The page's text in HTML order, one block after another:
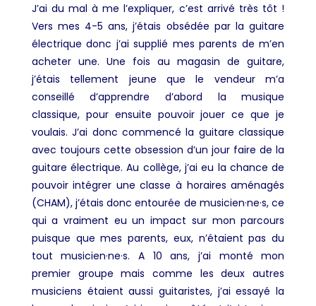
J’ai du mal à me l’expliquer, c’est arrivé très tôt !
Vers mes 4-5 ans, j’étais obsédée par la guitare
électrique donc j’ai supplié mes parents de m’en
acheter une. Une fois au magasin de guitare,
j’étais tellement jeune que le vendeur m’a
conseillé d’apprendre d’abord la musique
classique, pour ensuite pouvoir jouer ce que je
voulais. J’ai donc commencé la guitare classique
avec toujours cette obsession d’un jour faire de la
guitare électrique. Au collège, j’ai eu la chance de
pouvoir intégrer une classe à horaires aménagés
(CHAM), j’étais donc entourée de musicien·ne·s, ce
qui a vraiment eu un impact sur mon parcours
puisque que mes parents, eux, n’étaient pas du
tout musicien·ne·s. A 10 ans, j’ai monté mon
premier groupe mais comme les deux autres
musiciens étaient aussi guitaristes, j’ai essayé la